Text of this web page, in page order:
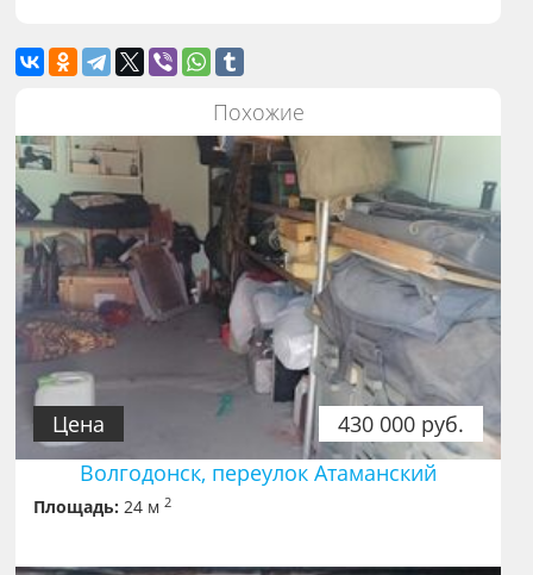
Похожие
430 000 руб.
Цена
Волгодонск, переулок Атаманский
Площадь: 24 м2